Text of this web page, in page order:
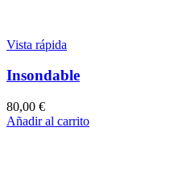
Vista rápida
Insondable
80,00 €
Añadir al carrito